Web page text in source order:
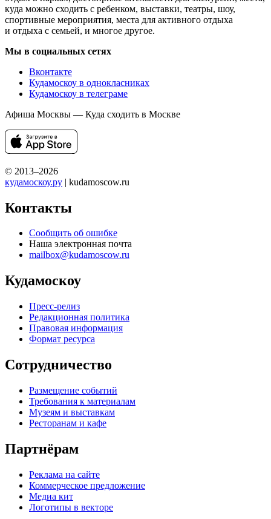
куда можно сходить с ребенком, выставки, театры, шоу,
спортивные мероприятия, места для активного отдыха
и отдыха с семьей, и многое другое.
Мы в социальных сетях
Вконтакте
Кудамоскоу в однокласниках
Кудамоскоу в телеграме
Афиша Москвы — Куда сходить в Москве
© 2013–2026
кудамоскоу.ру | kudamoscow.ru
Контакты
Сообщить об ошибке
Наша электронная почта
mailbox@kudamoscow.ru
Кудамоскоу
Пресс-релиз
Редакционная политика
Правовая информация
Формат ресурса
Сотрудничество
Размещение событий
Требования к материалам
Музеям и выставкам
Ресторанам и кафе
Партнёрам
Реклама на сайте
Коммерческое предложение
Медиа кит
Логотипы в векторе